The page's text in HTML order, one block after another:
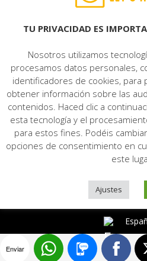
TU PRIVACIDAD ES
Nosotros utilizamos
procesamos datos personales,
identificadores de cookies, para
obtener información sobre las
contenidos. Haced clic a
esta tecnología y el
para estos fines. Podéis
opciones de consentimiento en
este
Ajustes
Enviar